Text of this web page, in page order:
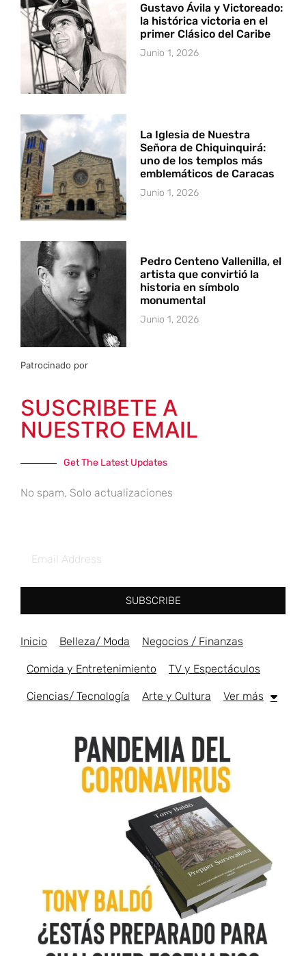
Gustavo Ávila y Victoreado:
la histórica victoria en el
primer Clásico del Caribe
Junio 1, 2026
La Iglesia de Nuestra
Señora de Chiquinquirá:
uno de los templos más
emblemáticos de Caracas
Junio 1, 2026
Pedro Centeno Vallenilla, el
artista que convirtió la
historia en símbolo
monumental
Junio 1, 2026
Patrocinado por
SUSCRIBETE A
NUESTRO EMAIL
Get The Latest Updates
No spam, Solo actualizaciones
SUBSCRIBE
Inicio Belleza/ Moda Negocios / Finanzas
Comida y Entretenimiento TV y Espectáculos
Ciencias/ Tecnología Arte y Cultura Ver más